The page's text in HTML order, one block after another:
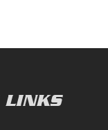
LINKS